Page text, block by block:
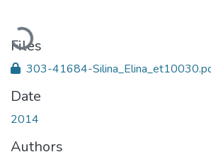
Loading...
Files
303-41684-
Date
2014
Authors